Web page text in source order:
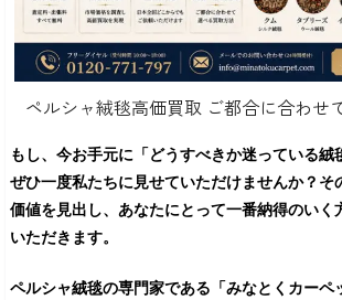
ペルシャ絨毯高価買取 ご都合に合わせ
もし、今お手元に「どうすべきか迷っている絨
ぜひ一度私たちに見せていただけませんか？そ
価値を見出し、あなたにとって一番納得のいく
いただきます。
ペルシャ絨毯の専門家である「みなとくカーペ